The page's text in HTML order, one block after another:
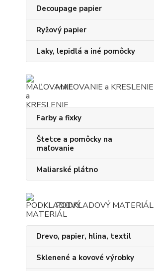
Decoupage papier
Ryžový papier
Laky, lepidlá a iné pomôcky
MAĽOVANIE a KRESLENIE
Farby a fixky
Štetce a pomôcky na
maľovanie
Maliarské plátno
PODKLADOVÝ MATERIÁL
Drevo, papier, hlina, textil
Sklenené a kovové výrobky